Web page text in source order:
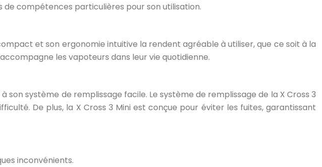
de compétences particulières pour son utilisation.
et son ergonomie intuitive la rendent agréable à utiliser, que ce soit à la
les vapoteurs dans leur vie quotidienne.
système de remplissage facile. Le système de remplissage de la X Cross 3
De plus, la X Cross 3 Mini est conçue pour éviter les fuites, garantissant
inconvénients.